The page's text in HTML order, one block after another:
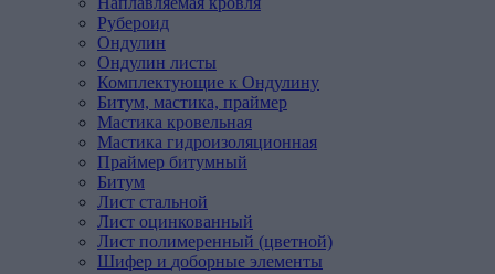
Рубероид
Ондулин
Ондулин листы
Комплектующие к Ондулину
Битум, мастика, праймер
Мастика кровельная
Мастика гидроизоляционная
Праймер битумный
Битум
Лист стальной
Лист оцинкованный
Лист полимеренный (цветной)
Шифер и доборные элементы